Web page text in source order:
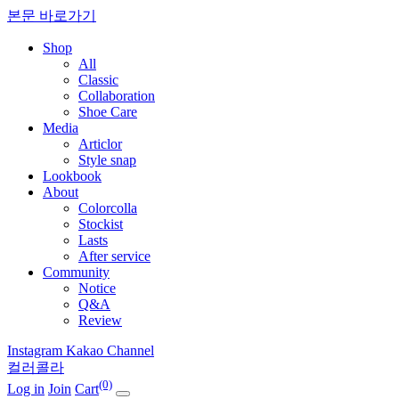
본문 바로가기
Shop
All
Classic
Collaboration
Shoe Care
Media
Articlor
Style snap
Lookbook
About
Colorcolla
Stockist
Lasts
After service
Community
Notice
Q&A
Review
Instagram Kakao Channel
컬러콜라
Log in Join Cart(0)